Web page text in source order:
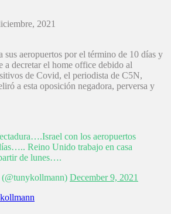
2021
sus aeropuertos por el término de 10 días y
decretar el home office debido al
de Covid, el periodista de C5N,
a esta oposición negadora, perversa y
con los aeropuertos
Reino Unido trabajo en casa
de lunes….
December 9, 2021